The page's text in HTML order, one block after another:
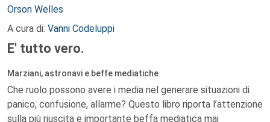
Autori:
Orson Welles
A cura di: Vanni Codeluppi
E' tutto vero.
Marziani, astronavi e beffe mediatiche
Che ruolo possono avere i media nel generare situazioni di
panico, confusione, allarme? Questo libro riporta l’attenzione
sulla più riuscita e importante beffa mediatica mai